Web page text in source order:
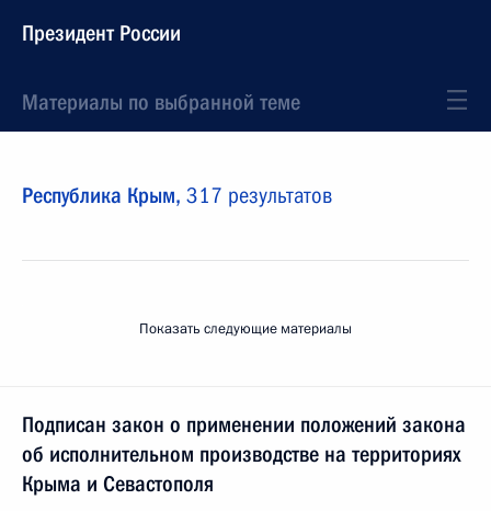
Президент России
Материалы по выбранной теме
Республика Крым, 317 результатов
Показать следующие материалы
Подписан закон о применении положений закона
об исполнительном производстве на территориях
Крыма и Севастополя